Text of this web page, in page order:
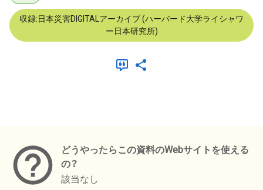
収録:日本災害DIGITALアーカイブ (ハーバード大学ライシャワ
ー日本研究所)
どうやったらこの資料のWebサイトを使える
の？
該当なし